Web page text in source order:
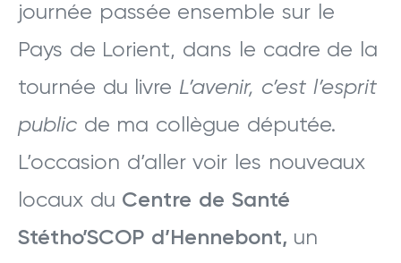
journée passée ensemble sur le
Pays de Lorient, dans le cadre de la
tournée du livre L’avenir, c’est l’esprit
public de ma collègue députée.
L’occasion d’aller voir les nouveaux
locaux du Centre de Santé
Stétho’SCOP d’Hennebont, un